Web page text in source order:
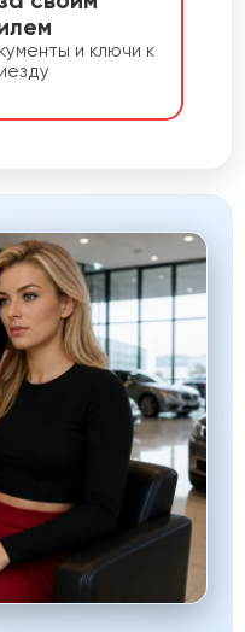
и ключи к